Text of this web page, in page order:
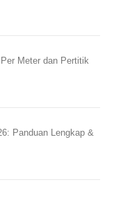
Meter dan Pertitik
Panduan Lengkap &